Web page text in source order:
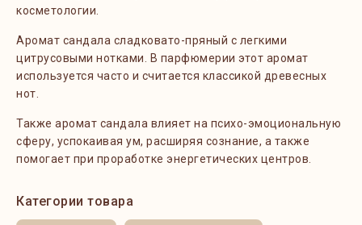
косметологии.
Аромат сандала сладковато-пряный с легкими
цитрусовыми нотками. В парфюмерии этот аромат
используется часто и считается классикой древесных
нот.
Также аромат сандала влияет на психо-эмоциональную
сферу, успокаивая ум, расширяя сознание, а также
помогает при проработке энергетических центров.
Категории товара